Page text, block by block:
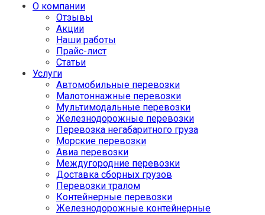
О компании
Отзывы
Акции
Наши работы
Прайс-лист
Статьи
Услуги
Автомобильные перевозки
Малотоннажные перевозки
Мультимодальные перевозки
Железнодорожные перевозки
Перевозка негабаритного груза
Морские перевозки
Авиа перевозки
Междугородние перевозки
Доставка сборных грузов
Перевозки тралом
Контейнерные перевозки
Железнодорожные контейнерные